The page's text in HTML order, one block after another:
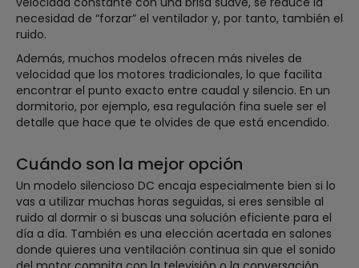
necesidad de “forzar” el ventilador y, por tanto, también el
ruido.
Además, muchos modelos ofrecen más niveles de
velocidad que los motores tradicionales, lo que facilita
encontrar el punto exacto entre caudal y silencio. En un
dormitorio, por ejemplo, esa regulación fina suele ser el
detalle que hace que te olvides de que está encendido.
Cuándo son la mejor opción
Un modelo silencioso DC encaja especialmente bien si lo
vas a utilizar muchas horas seguidas, si eres sensible al
ruido al dormir o si buscas una solución eficiente para el
día a día. También es una elección acertada en salones
donde quieres una ventilación continua sin que el sonido